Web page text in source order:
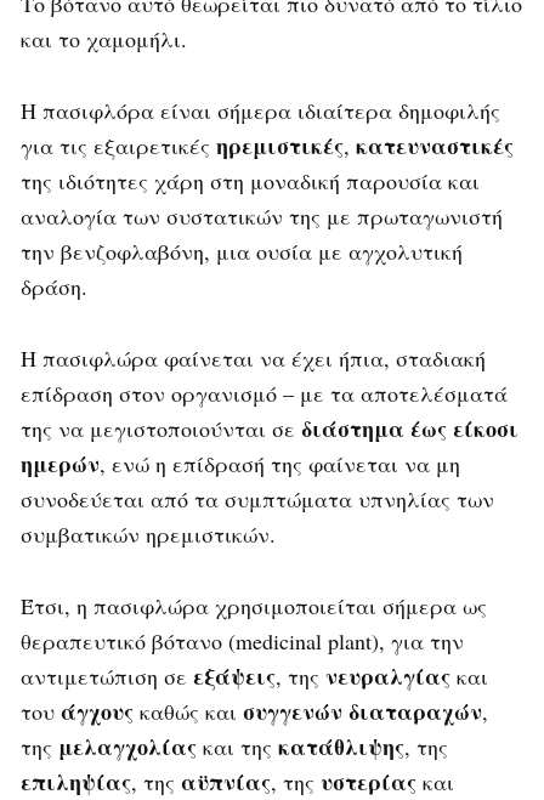
και το χαμομήλι.
Η πασιφλόρα είναι σήμερα ιδιαίτερα δημοφιλής
για τις εξαιρετικές ηρεμιστικές, κατευναστικές
της ιδιότητες χάρη στη μοναδική παρουσία και
αναλογία των συστατικών της με πρωταγωνιστή
την βενζοφλαβόνη, μια ουσία με αγχολυτική
δράση.
Η πασιφλώρα φαίνεται να έχει ήπια, σταδιακή
επίδραση στον οργανισμό – με τα αποτελέσματά
της να μεγιστοποιούνται σε διάστημα έωςείκοσι
ημερών, ενώ η επίδρασή της φαίνεται να μη
συνοδεύεται από τα συμπτώματα υπνηλίας των
συμβατικών ηρεμιστικών.
Έτσι, η πασιφλώρα χρησιμοποιείται σήμερα ως
θεραπευτικό βότανο (medicinal plant), για την
αντιμετώπιση σε εξάψεις, της νευραλγίας και
του άγχους καθώς και συγγενών διαταραχών,
της μελαγχολίας και της κατάθλιψης, της
επιληψίας, της αϋπνίας, της υστερίας και